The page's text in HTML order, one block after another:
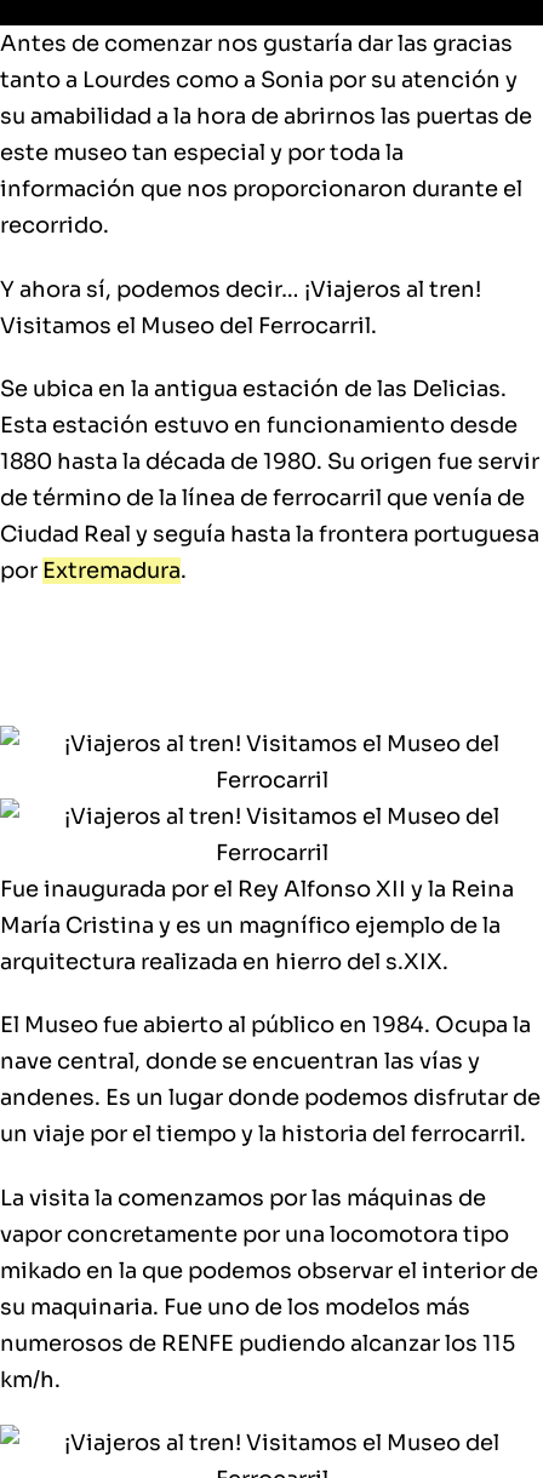
Antes de comenzar nos gustaría dar las gracias
tanto a Lourdes como a Sonia por su atención y
su amabilidad a la hora de abrirnos las puertas de
este museo tan especial y por toda la
información que nos proporcionaron durante el
recorrido.
Y ahora sí, podemos decir… ¡Viajeros al tren!
Visitamos el Museo del Ferrocarril.
Se ubica en la antigua estación de las Delicias.
Esta estación estuvo en funcionamiento desde
1880 hasta la década de 1980. Su origen fue servir
de término de la línea de ferrocarril que venía de
Ciudad Real y seguía hasta la frontera portuguesa
por Extremadura.
Fueinaugurada por el Rey Alfonso XII y la Reina
María Cristina y es un magnífico ejemplo de la
arquitectura realizada en hierro del s.XIX.
El Museo fue abierto al público en 1984. Ocupa la
nave central, donde se encuentran las vías y
andenes. Es un lugar donde podemos disfrutar de
un viaje por el tiempo y la historia del ferrocarril.
La visita la comenzamos por las máquinas de
vapor concretamente por una locomotora tipo
mikado en la que podemos observar el interior de
su maquinaria. Fue uno de los modelos más
numerosos de RENFE pudiendo alcanzar los 115
km/h.